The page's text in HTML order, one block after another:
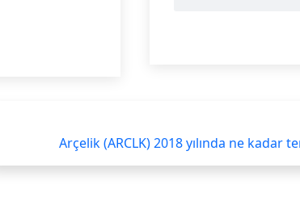
Arçelik (ARCLK) 2018 yılında ne kadar